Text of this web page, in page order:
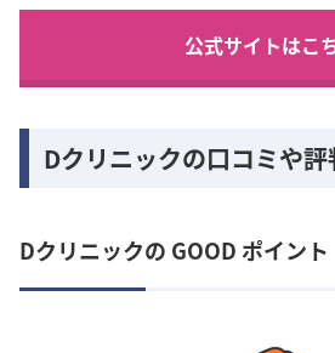
公式サイトはこ
Dクリニックの口コミや評
Dクリニックの GOOD ポイント